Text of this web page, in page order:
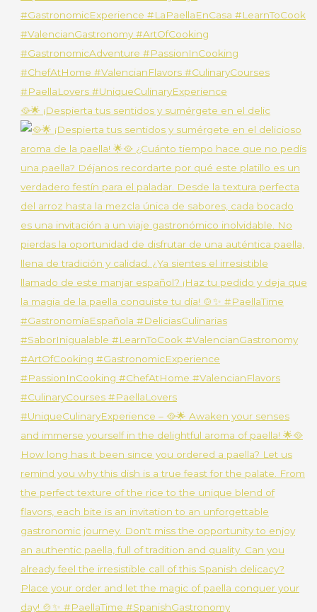
🥘🌟 ¡Despierta tus sentidos y sumérgete en el delic